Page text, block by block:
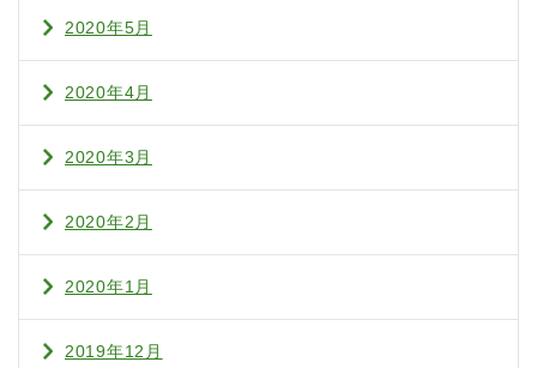
2020年5月
2020年4月
2020年3月
2020年2月
2020年1月
2019年12月